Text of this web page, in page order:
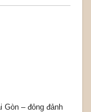
Gòn – đỏng đảnh